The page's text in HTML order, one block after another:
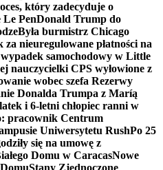
który zadecyduje o
Le PenDonald Trump do
Była burmistrz Chicago
nieuregulowane płatności na
samochodowy w Little
nauczycielki CPS wyłowione z
wobec szefa Rezerwy
Donalda Trumpa z Maríą
i 6-letni chłopiec ranni w
pracownik Centrum
Uniwersytetu RushPo 25
się na umowę z
Domu w CaracasNowe
Stany Zjednoczone